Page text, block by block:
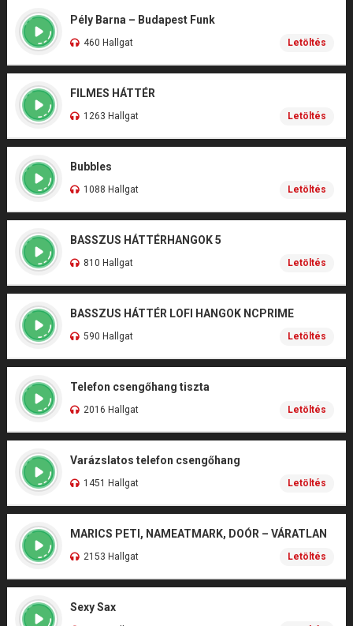
Pély Barna – Budapest Funk
460 Hallgat Letöltés
FILMES HÁTTÉR
1263 Hallgat Letöltés
Bubbles
1088 Hallgat Letöltés
BASSZUS HÁTTÉRHANGOK 5
810 Hallgat Letöltés
BASSZUS HÁTTÉR LOFI HANGOK NCPRIME
590 Hallgat Letöltés
Telefon csengőhang tiszta
2016 Hallgat Letöltés
Varázslatos telefon csengőhang
1451 Hallgat Letöltés
MARICS PETI, NAMEATMARK, DOÓR – VÁRATLAN
2153 Hallgat Letöltés
Sexy Sax